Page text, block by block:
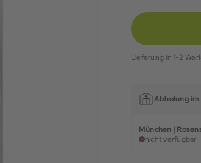
Lieferung in 1-2
Abholung im
München |
nicht verfügbar